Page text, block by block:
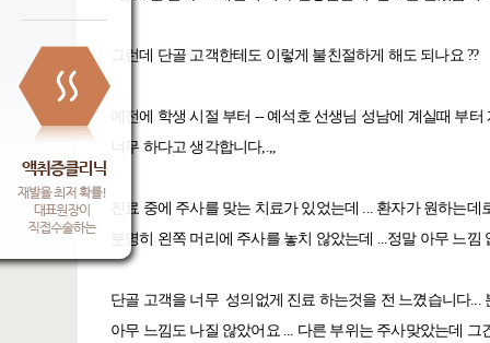
그런데 단골 고객한테도 이렇게 불친절하게 해도 되나요 ??
예전에 학생 시절 부터 -- 예석호 선생님 성남에 계실때 부
너무 하다고 생각합니다,.,,
진료 중에 주사를 맞는 치료가 있었는데 ... 환자가 원하는데
분명히 왼쪽 머리에 주사를 놓치 않았는데 ...정말 아무 느
단골 고객을 너무 성의없게 진료 하는것을 전 느꼈습니다
아무 느낌도 나질 않았어요 ... 다른 부위는 주사맞았는데